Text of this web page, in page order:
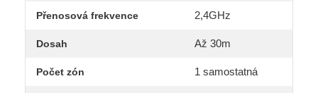
Přenosová frekvence 2,4GHz
Dosah Až 30m
Počet zón 1 samostatná